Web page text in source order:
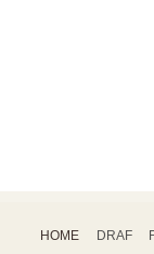
HOME DRAF